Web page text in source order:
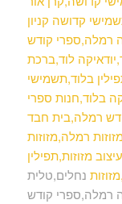
קדושה קניון
רמלה,ספרי קודש
לוד,ברכת
בלוד,תשמישי
בלוד,חנות ספרי
רמלה,בית חבד
רמלה,מזוזות
מזוזות,תפילין
נחלים,טלית
רמלה,ספרי קודש